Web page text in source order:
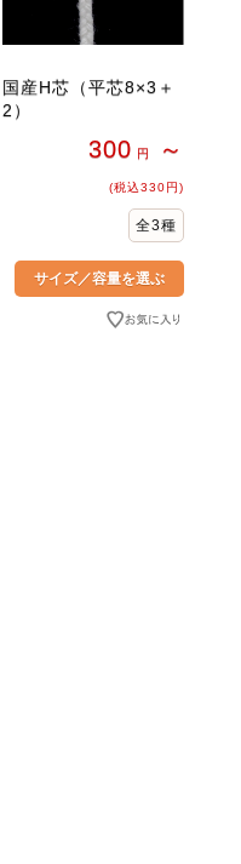
国産H芯（平芯8×3＋
2）
300 円 ～
(税込330円)
全3種